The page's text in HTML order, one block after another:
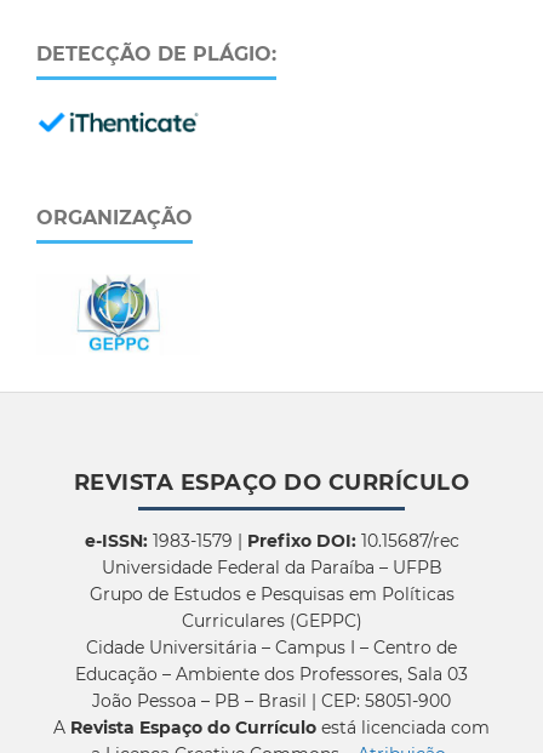
DETECÇÃO DE PLÁGIO:
ORGANIZAÇÃO
REVISTA ESPAÇO DO CURRÍCULO
e-ISSN:1983-1579 | Prefixo DOI:10.15687/rec
Universidade Federal da Paraíba – UFPB
Grupo de Estudos e Pesquisas em Políticas
Curriculares (GEPPC)
Cidade Universitária – Campus I – Centro de
Educação – Ambiente dos Professores, Sala 03
João Pessoa – PB – Brasil | CEP: 58051-900
A Revista Espaço do Currículo está licenciada com